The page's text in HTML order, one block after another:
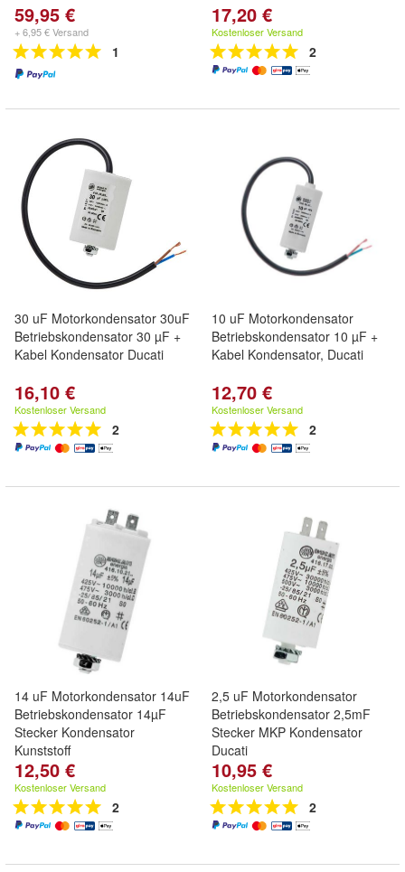
59,95 €
+ 6,95 € Versand
1
17,20 €
Kostenloser Versand
2
30 uF Motorkondensator 30uF
Betriebskondensator 30 µF +
Kabel Kondensator Ducati
16,10 €
Kostenloser Versand
2
10 uF Motorkondensator
Betriebskondensator 10 µF +
Kabel Kondensator, Ducati
12,70 €
Kostenloser Versand
2
14 uF Motorkondensator 14uF
Betriebskondensator 14µF
Stecker Kondensator
Kunststoff
12,50 €
Kostenloser Versand
2
2,5 uF Motorkondensator
Betriebskondensator 2,5mF
Stecker MKP Kondensator
Ducati
10,95 €
Kostenloser Versand
2